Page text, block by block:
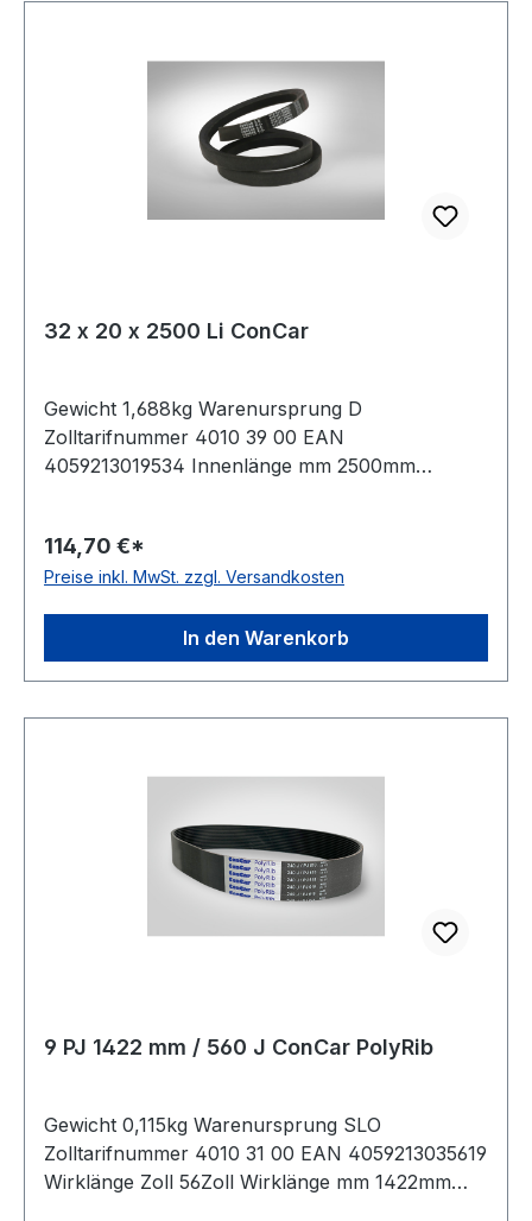
32 x 20 x 2500 Li ConCar
Gewicht 1,688kg Warenursprung D
Zolltarifnummer 4010 39 00 EAN
4059213019534 Innenlänge mm 2500mm
Ausführung ummantelt antistatisch ja Norm DIN
2215 Material Neoprene Zugstrang Polyester
114,70 €*
Preise inkl. MwSt. zzgl. Versandkosten
In den Warenkorb
9 PJ 1422 mm / 560 J ConCar PolyRib
Gewicht 0,115kg Warenursprung SLO
Zolltarifnummer 4010 31 00 EAN 4059213035619
Wirklänge Zoll 56Zoll Wirklänge mm 1422mm